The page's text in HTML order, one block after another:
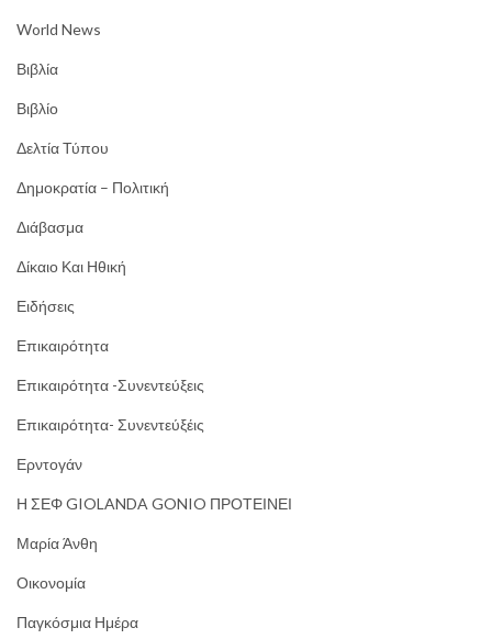
World News
Βιβλία
Βιβλίο
Δελτία Τύπου
Δημοκρατία – Πολιτική
Διάβασμα
Δίκαιο Και Ηθική
Ειδήσεις
Επικαιρότητα
Επικαιρότητα -Συνεντεύξεις
Επικαιρότητα- Συνεντεύξέις
Ερντογάν
Η ΣΕΦ GIOLANDA GONIO ΠΡΟΤΕΙΝΕΙ
Μαρία Άνθη
Οικονομία
Παγκόσμια Ημέρα